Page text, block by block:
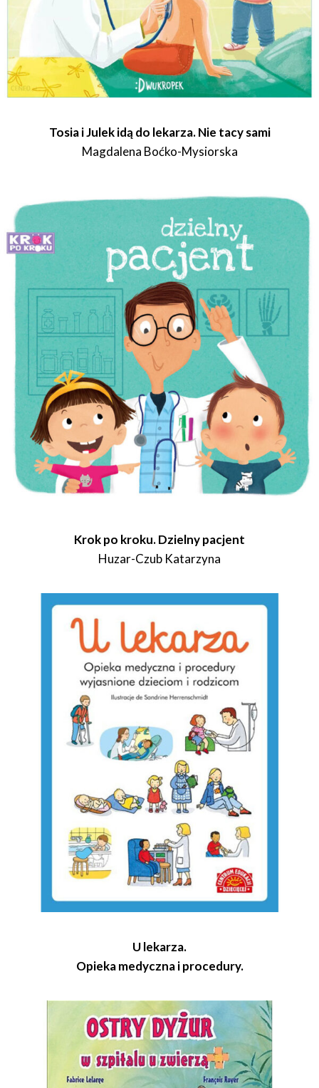
Tosia i Julek idą do lekarza. Nie tacy sami
Magdalena Boćko-Mysiorska
Krok po kroku. Dzielny pacjent
Huzar-Czub Katarzyna
U lekarza.
Opieka medyczna i procedury.